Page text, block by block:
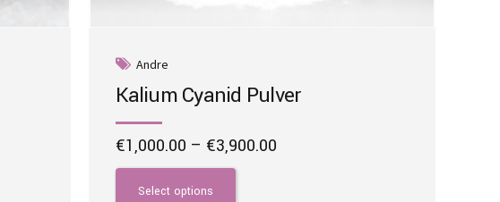
Andre
Kalium Cyanid Pulver
€1,000.00 – €3,900.00
Select options
This
product